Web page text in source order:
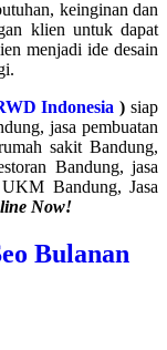
keinginan dan
klien untuk dapat
menjadi ide desain
Indonesia )siap
jasa pembuatan
sakit Bandung,
Bandung, jasa
Bandung, Jasa
Now!
Bulanan